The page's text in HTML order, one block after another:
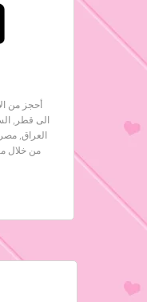
أحجز من
الى قطر,
العراق,
من خلال